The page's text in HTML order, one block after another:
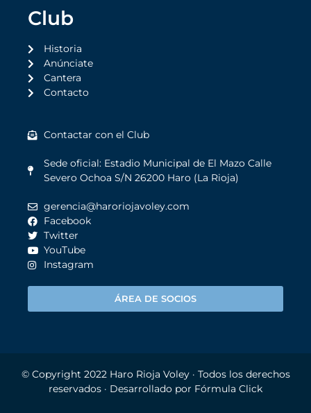
Club
Historia
Anúnciate
Cantera
Contacto
Contactar con el Club
Sede oficial: Estadio Municipal de El Mazo Calle
Severo Ochoa S/N 26200 Haro (La Rioja)
gerencia@haroriojavoley.com
Facebook
Twitter
YouTube
Instagram
ÁREA DE SOCIOS
© Copyright 2022 Haro Rioja Voley· Todos los derechos
reservados · Desarrollado por Fórmula Click